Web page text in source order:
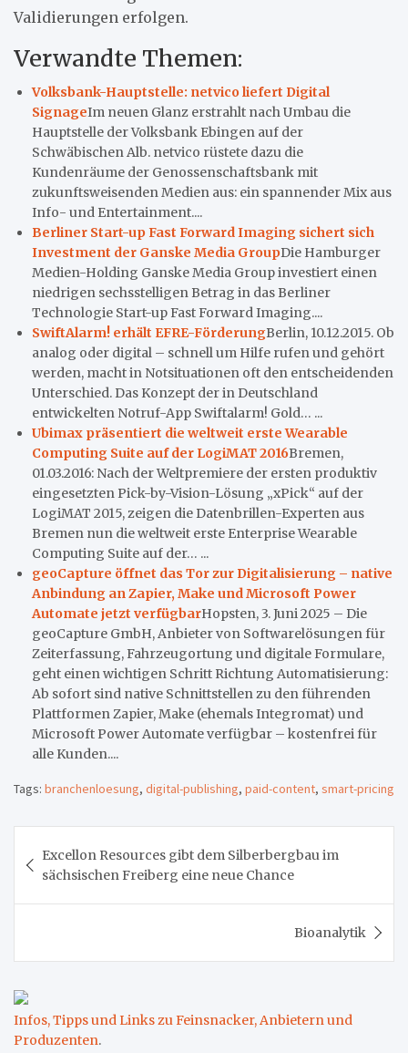
Validierungen erfolgen.
Verwandte Themen:
Volksbank-Hauptstelle: netvico liefert Digital
SignageIm neuen Glanz erstrahlt nach Umbau die
Hauptstelle der Volksbank Ebingen auf der
Schwäbischen Alb. netvico rüstete dazu die
Kundenräume der Genossenschaftsbank mit
zukunftsweisenden Medien aus: ein spannender Mix aus
Info- und Entertainment....
Berliner Start-up Fast Forward Imaging sichert sich
Investment der Ganske Media GroupDie Hamburger
Medien-Holding Ganske Media Group investiert einen
niedrigen sechsstelligen Betrag in das Berliner
Technologie Start-up Fast Forward Imaging....
SwiftAlarm! erhält EFRE-FörderungBerlin, 10.12.2015. Ob
analog oder digital – schnell um Hilfe rufen und gehört
werden, macht in Notsituationen oft den entscheidenden
Unterschied. Das Konzept der in Deutschland
entwickelten Notruf-App Swiftalarm! Gold… ...
Ubimax präsentiert die weltweit erste Wearable
Computing Suite auf der LogiMAT 2016Bremen,
01.03.2016: Nach der Weltpremiere der ersten produktiv
eingesetzten Pick-by-Vision-Lösung „xPick“ auf der
LogiMAT 2015, zeigen die Datenbrillen-Experten aus
Bremen nun die weltweit erste Enterprise Wearable
Computing Suite auf der… ...
geoCapture öffnet das Tor zur Digitalisierung – native
Anbindung an Zapier, Make und Microsoft Power
Automate jetzt verfügbarHopsten, 3. Juni 2025 – Die
geoCapture GmbH, Anbieter von Softwarelösungen für
Zeiterfassung, Fahrzeugortung und digitale Formulare,
geht einen wichtigen Schritt Richtung Automatisierung:
Ab sofort sind native Schnittstellen zu den führenden
Plattformen Zapier, Make (ehemals Integromat) und
Microsoft Power Automate verfügbar – kostenfrei für
alle Kunden....
Tags: branchenloesung, digital-publishing, paid-content, smart-pricing
Excellon Resources gibt dem Silberbergbau im
sächsischen Freiberg eine neue Chance
Bioanalytik
Infos, Tipps und Links zu Feinsnacker, Anbietern und
Produzenten.